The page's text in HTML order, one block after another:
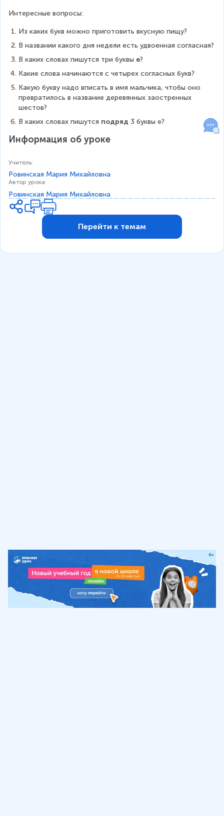
Интересные вопросы:
Из каких букв можно приготовить вкусную пищу?
В названии какого дня недели есть удвоенная согласная?
В каких словах пишутся три буквы е?
Какие слова начинаются с четырех согласных букв?
Какую букву надо вписать в имя мальчика, чтобы оно
превратилось в название деревянных заостренных
шестов?
В каких словах пишутся подряд 3 буквы е?
Информация об уроке
Учитель:
Ровинская Мария Михайловна
Автор урока:
Ровинская Мария Михайловна
Перейти к темам